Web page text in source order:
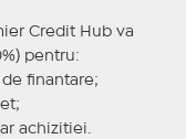
Credit Hub va
pentru:
finantare;
achizitiei.